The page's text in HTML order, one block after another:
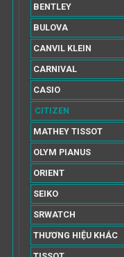
BENTLEY
BULOVA
CANVIL KLEIN
CARNIVAL
CASIO
CITIZEN
MATHEY TISSOT
OLYM PIANUS
ORIENT
SEIKO
SRWATCH
THƯƠNG HIỆU KHÁC